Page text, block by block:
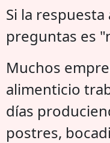
Si la
preguntas es
Muchos
alimenticio
días
postres,